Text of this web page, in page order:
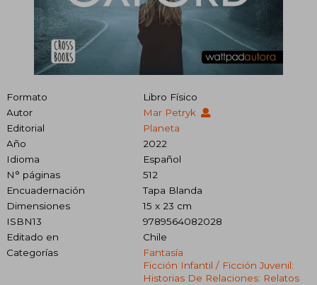
Formato
Libro Físico
Autor
Mar Petryk
Editorial
Planeta
Año
2022
Idioma
Español
N° páginas
512
Encuadernación
Tapa Blanda
Dimensiones
15 x 23 cm
ISBN13
9789564082028
Editado en
Chile
Categorías
Fantasía
Ficción Infantil / Ficción Juvenil:
Historias De Relaciones: Relatos